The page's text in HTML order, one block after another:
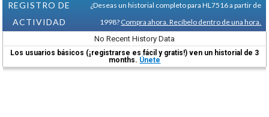
REGISTRO DE
ACTIVIDAD
¿Deseas un historial completo para HL7516 a partir de
1998? Compra ahora. Recíbelo dentro de una hora.
No Recent History Data
Los usuarios básicos (¡registrarse es fácil y gratis!) ven un historial de 3
months. Únete